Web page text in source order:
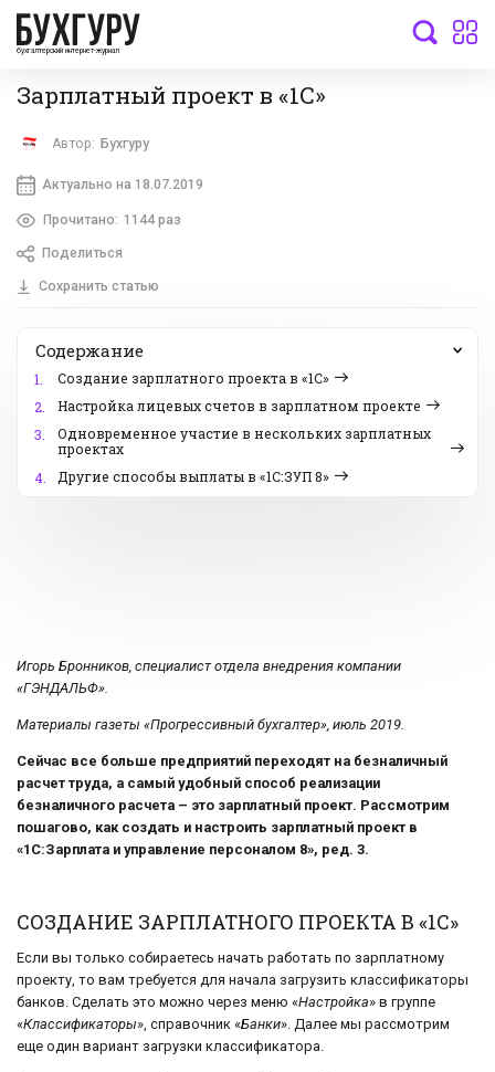
бухгалтерский интернет-журнал
Зарплатный проект в «1С»
Автор: Бухгуру
Актуально на 18.07.2019
Прочитано: 1144 раз
Поделиться
Сохранить статью
Содержание
1.
Создание зарплатного проекта в «1С»
2.
Настройка лицевых счетов в зарплатном проекте
3.
Одновременное участие в нескольких зарплатных
проектах
4.
Другие способы выплаты в «1С:ЗУП 8»
Игорь Бронников, специалист отдела внедрения компании
«ГЭНДАЛЬФ».
Материалы газеты «Прогрессивный бухгалтер», июль 2019.
Сейчас все больше предприятий переходят на безналичный
расчет труда, а самый удобный способ реализации
безналичного расчета – это зарплатный проект. Рассмотрим
пошагово, как создать и настроить зарплатный проект в
«1С:Зарплата и управление персоналом 8», ред. 3.
СОЗДАНИЕ ЗАРПЛАТНОГО ПРОЕКТА В «1С»
Если вы только собираетесь начать работать по зарплатному
проекту, то вам требуется для начала загрузить классификаторы
банков. Сделать это можно через меню «Настройка» в группе
«Классификаторы», справочник «Банки». Далее мы рассмотрим
еще один вариант загрузки классификатора.